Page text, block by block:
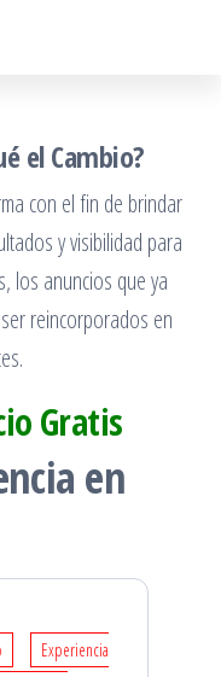
el Cambio?
con el fin de brindar
y visibilidad para
los anuncios que ya
reincorporados en
Gratis
en
Experiencia